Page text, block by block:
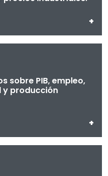
+
sobre PIB, empleo,
y producción
+